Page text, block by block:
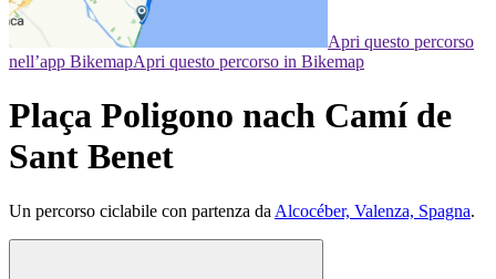
Apri questo percorso
nell’app BikemapApri questo percorso in Bikemap
Plaça Poligono nach Camí de
Sant Benet
Un percorso ciclabile con partenza da Alcocéber, Valenza, Spagna.